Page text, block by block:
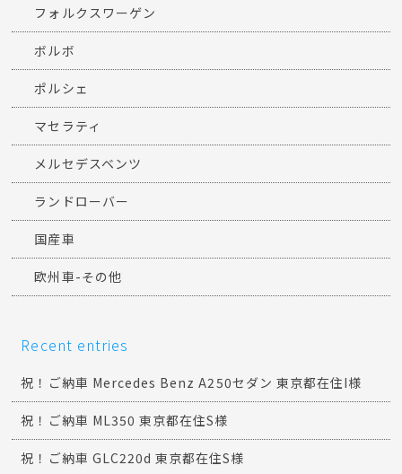
フォルクスワーゲン
ボルボ
ポルシェ
マセラティ
メルセデスベンツ
ランドローバー
国産車
欧州車-その他
Recent entries
祝！ご納車 Mercedes Benz A250セダン 東京都在住I様
祝！ご納車 ML350 東京都在住S様
祝！ご納車 GLC220d 東京都在住S様